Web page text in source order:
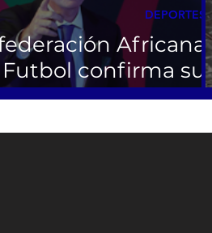
Africana
confirma su
a Infantino
DEPORTES